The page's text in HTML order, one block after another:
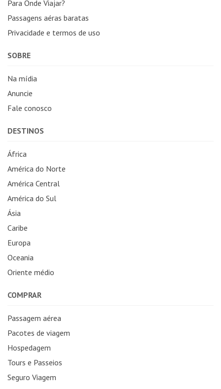
Para Onde Viajar?
Passagens aéras baratas
Privacidade e termos de uso
SOBRE
Na mídia
Anuncie
Fale conosco
DESTINOS
África
América do Norte
América Central
América do Sul
Ásia
Caribe
Europa
Oceania
Oriente médio
COMPRAR
Passagem aérea
Pacotes de viagem
Hospedagem
Tours e Passeios
Seguro Viagem